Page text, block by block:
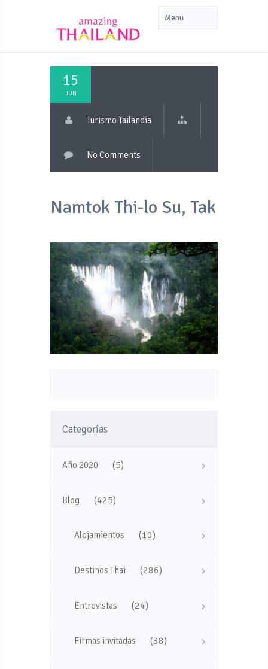
15
JUN
Turismo Tailandia
No Comments
Namtok Thi-lo Su, Tak
Categorías
Año 2020 (5)
Blog (425)
Alojamientos (10)
Destinos Thai (286)
Entrevistas (24)
Firmas invitadas (38)